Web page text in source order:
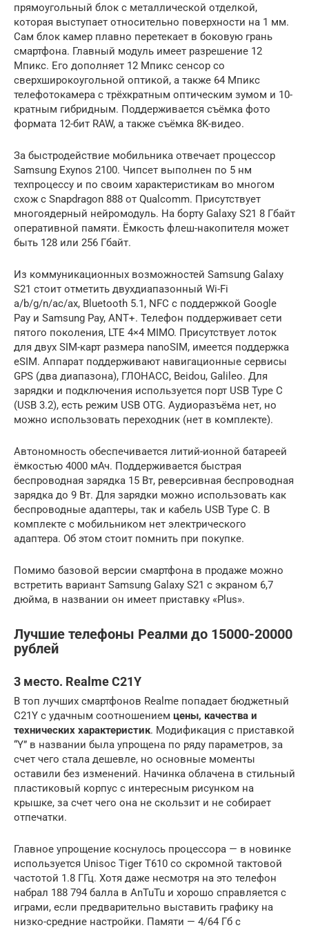
прямоугольный блок с металлической отделкой,
которая выступает относительно поверхности на 1 мм.
Сам блок камер плавно перетекает в боковую грань
смартфона. Главный модуль имеет разрешение 12
Мпикс. Его дополняет 12 Мпикс сенсор со
сверхширокоугольной оптикой, а также 64 Мпикс
телефотокамера с трёхкратным оптическим зумом и 10-
кратным гибридным. Поддерживается съёмка фото
формата 12-бит RAW, а также съёмка 8K-видео.
За быстродействие мобильника отвечает процессор
Samsung Exynos 2100. Чипсет выполнен по 5 нм
техпроцессу и по своим характеристикам во многом
схож с Snapdragon 888 от Qualcomm. Присутствует
многоядерный нейромодуль. На борту Galaxy S21 8 Гбайт
оперативной памяти. Ёмкость флеш-накопителя может
быть 128 или 256 Гбайт.
Из коммуникационных возможностей Samsung Galaxy
S21 стоит отметить двухдиапазонный Wi-Fi
a/b/g/n/ac/ax, Bluetooth 5.1, NFC с поддержкой Google
Pay и Samsung Pay, ANT+. Телефон поддерживает сети
пятого поколения, LTE 4×4 MIMO. Присутствует лоток
для двух SIM-карт размера nanoSIM, имеется поддержка
eSIM. Аппарат поддерживают навигационные сервисы
GPS (два диапазона), ГЛОНАСС, Beidou, Galileo. Для
зарядки и подключения используется порт USB Type C
(USB 3.2), есть режим USB OTG. Аудиоразъёма нет, но
можно использовать переходник (нет в комплекте).
Автономность обеспечивается литий-ионной батареей
ёмкостью 4000 мАч. Поддерживается быстрая
беспроводная зарядка 15 Вт, реверсивная беспроводная
зарядка до 9 Вт. Для зарядки можно использовать как
беспроводные адаптеры, так и кабель USB Type C. В
комплекте с мобильником нет электрического
адаптера. Об этом стоит помнить при покупке.
Помимо базовой версии смартфона в продаже можно
встретить вариант Samsung Galaxy S21 с экраном 6,7
дюйма, в названии он имеет приставку «Plus».
Лучшие телефоны Реалми до 15000-20000
рублей
3 место. Realme C21Y
В топ лучших смартфонов Realme попадает бюджетный
C21Y с удачным соотношением цены, качества и
технических характеристик. Модификация с приставкой
“Y” в названии была упрощена по ряду параметров, за
счет чего стала дешевле, но основные моменты
оставили без изменений. Начинка облачена в стильный
пластиковый корпус с интересным рисунком на
крышке, за счет чего она не скользит и не собирает
отпечатки.
Главное упрощение коснулось процессора — в новинке
используется Unisoc Tiger T610 со скромной тактовой
частотой 1.8 ГГц. Хотя даже несмотря на это телефон
набрал 188 794 балла в AnTuTu и хорошо справляется с
играми, если предварительно выставить графику на
низко-средние настройки. Памяти — 4/64 Гб с